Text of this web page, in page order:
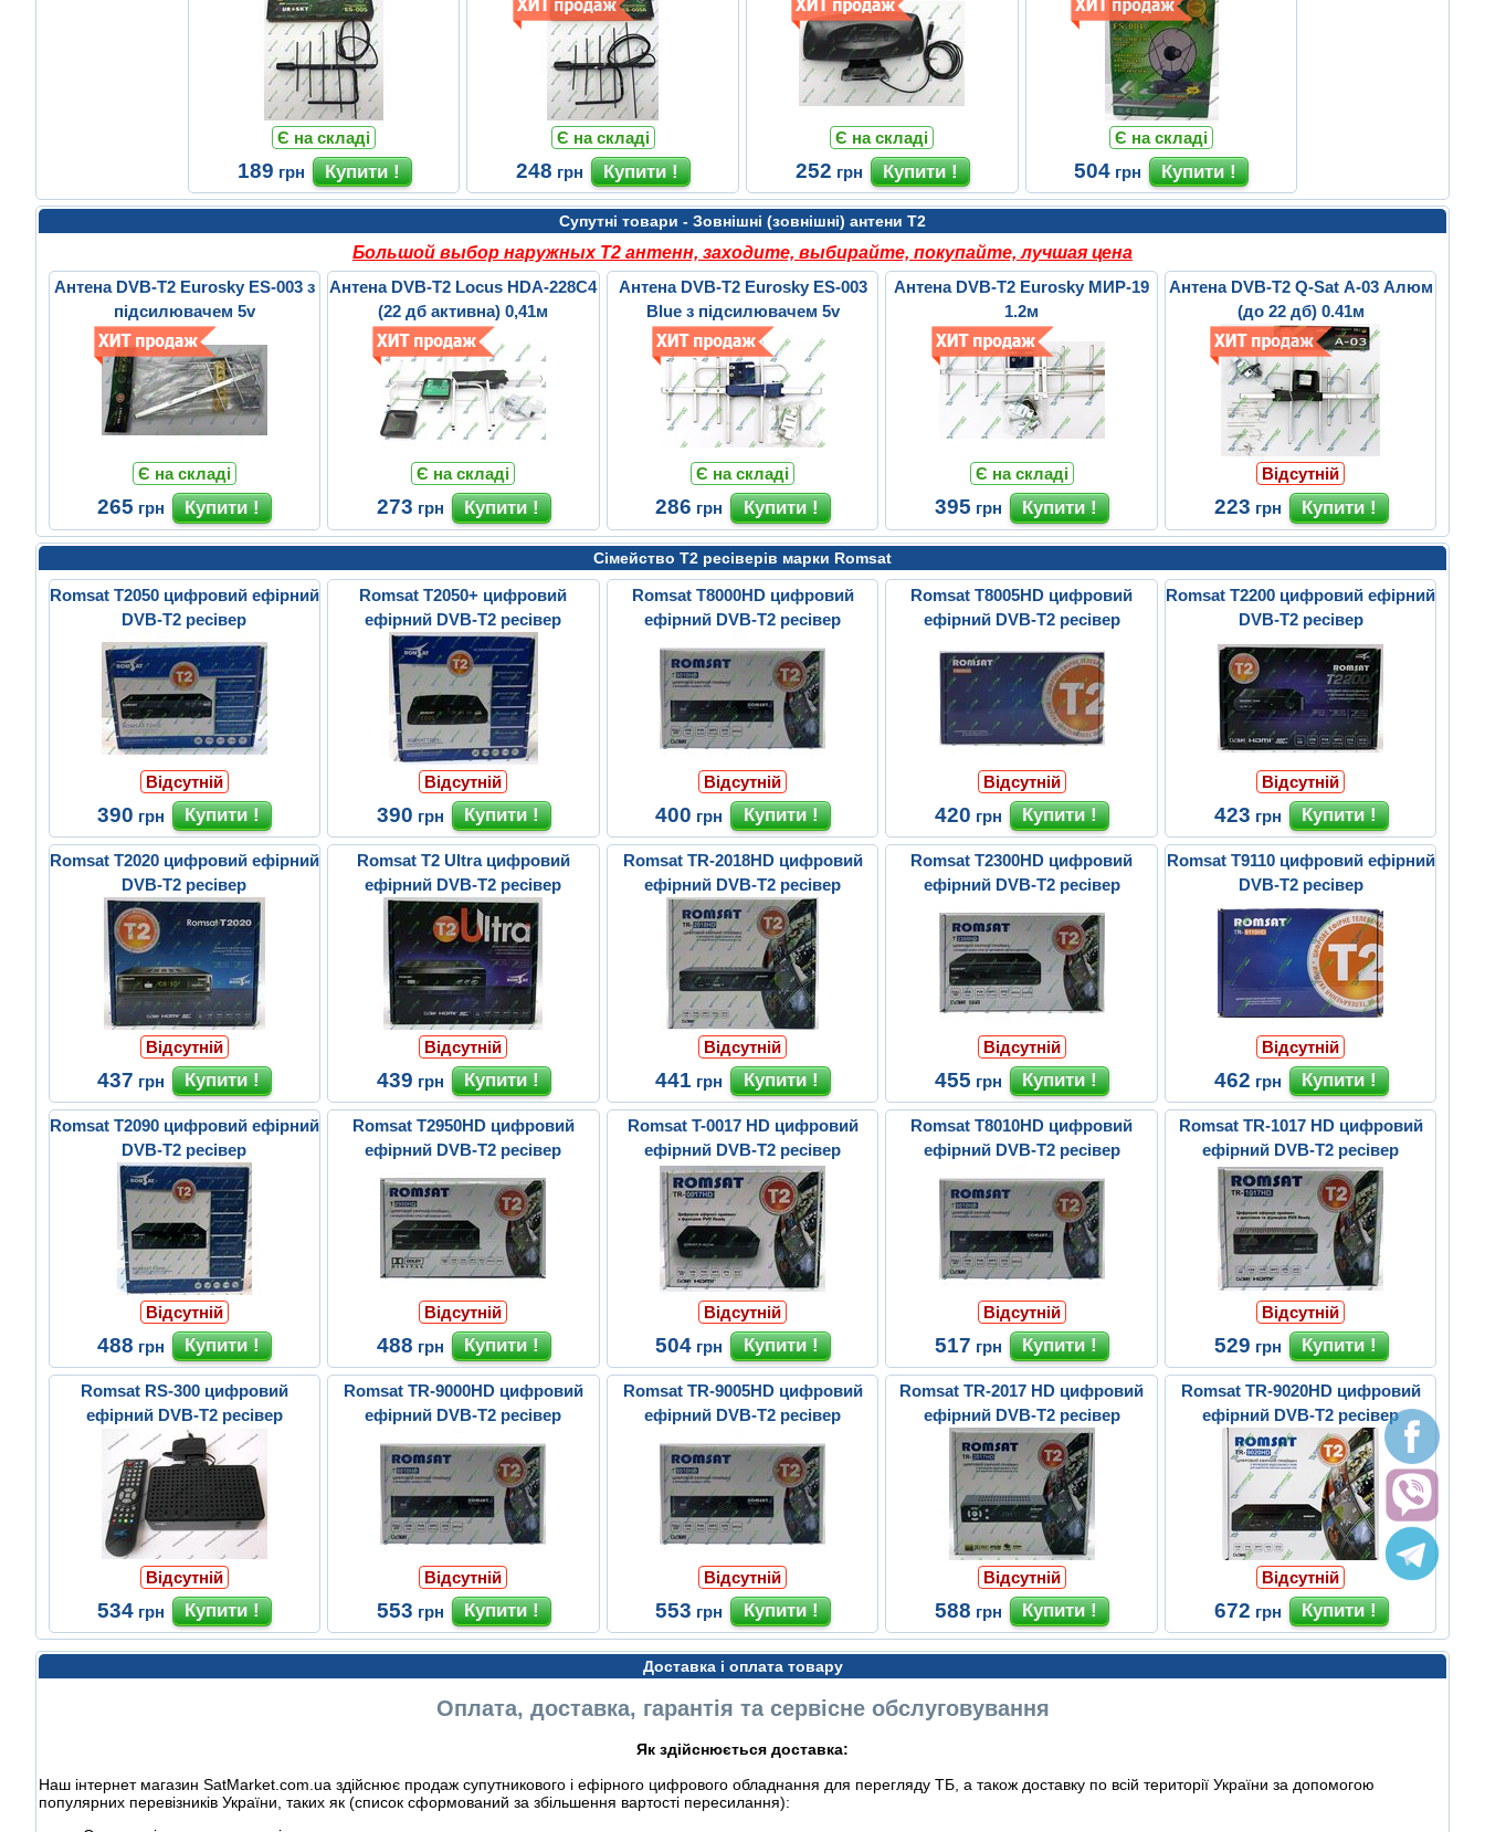
Є на складі
189 грн
Є на складі
248 грн
Є на складі
252 грн
Є на складі
504 грн
Супутні товари - Зовнішні (зовнішні) антени Т2
Большой выбор наружных Т2 антенн, заходите, выбирайте, покупайте, лучшая цена
Антена DVB-T2 Eurosky ES-003 з
підсилювачем 5v
Є на складі
265 грн
Антена DVB-T2 Locus HDA-228C4
(22 дб активна) 0,41м
Є на складі
273 грн
Антена DVB-T2 Eurosky ES-003
Blue з підсилювачем 5v
Є на складі
286 грн
Антена DVB-T2 Eurosky МИР-19
1.2м
Є на складі
395 грн
Антена DVB-T2 Q-Sat A-03 Алюм
(до 22 дб) 0.41м
Відсутній
223 грн
Сімейство Т2 ресіверів марки Romsat
Romsat T2050 цифровий ефірний
DVB-T2 ресівер
Відсутній
390 грн
Romsat T2050+ цифровий
ефірний DVB-T2 ресівер
Відсутній
390 грн
Romsat T8000HD цифровий
ефірний DVB-T2 ресівер
Відсутній
400 грн
Romsat T8005HD цифровий
ефірний DVB-T2 ресівер
Відсутній
420 грн
Romsat T2200 цифровий ефірний
DVB-T2 ресівер
Відсутній
423 грн
Romsat T2020 цифровий ефірний
DVB-T2 ресівер
Відсутній
437 грн
Romsat T2 Ultra цифровий
ефірний DVB-T2 ресівер
Відсутній
439 грн
Romsat TR-2018HD цифровий
ефірний DVB-T2 ресівер
Відсутній
441 грн
Romsat T2300HD цифровий
ефірний DVB-T2 ресівер
Відсутній
455 грн
Romsat T9110 цифровий ефірний
DVB-T2 ресівер
Відсутній
462 грн
Romsat T2090 цифровий ефірний
DVB-T2 ресівер
Відсутній
488 грн
Romsat T2950HD цифровий
ефірний DVB-T2 ресівер
Відсутній
488 грн
Romsat T-0017 HD цифровий
ефірний DVB-T2 ресівер
Відсутній
504 грн
Romsat T8010HD цифровий
ефірний DVB-T2 ресівер
Відсутній
517 грн
Romsat TR-1017 HD цифровий
ефірний DVB-T2 ресівер
Відсутній
529 грн
Romsat RS-300 цифровий
ефірний DVB-T2 ресівер
Відсутній
534 грн
Romsat TR-9000HD цифровий
ефірний DVB-T2 ресівер
Відсутній
553 грн
Romsat TR-9005HD цифровий
ефірний DVB-T2 ресівер
Відсутній
553 грн
Romsat TR-2017 HD цифровий
ефірний DVB-T2 ресівер
Відсутній
588 грн
Romsat TR-9020HD цифровий
ефірний DVB-T2 ресівер
Відсутній
672 грн
Доставка і оплата товару
Оплата, доставка, гарантія та сервісне обслуговування
Як здійснюється доставка:
Наш інтернет магазин SatMarket.com.ua здійснює продаж супутникового і ефірного цифрового обладнання для перегляду ТБ, а також доставку по всій території України за допомогою
популярних перевізників України, таких як (список сформований за збільшення вартості пересилання):